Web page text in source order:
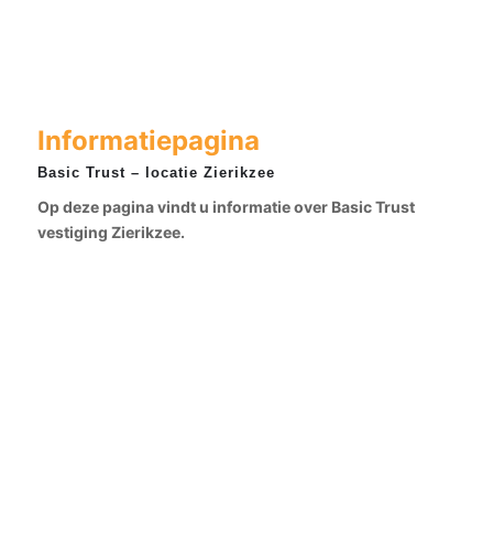
Informatiepagina
Basic Trust – locatie Zierikzee
Op deze pagina vindt u informatie over Basic Trust
vestiging Zierikzee.